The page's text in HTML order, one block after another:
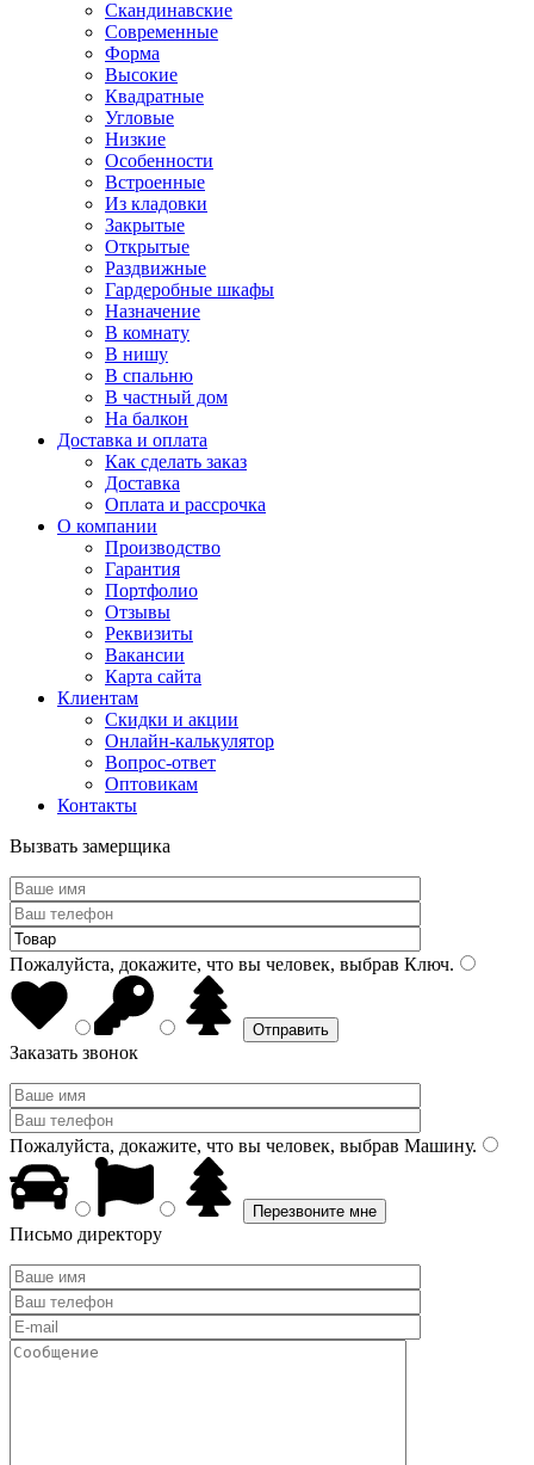
Скандинавские
Современные
Форма
Высокие
Квадратные
Угловые
Низкие
Особенности
Встроенные
Из кладовки
Закрытые
Открытые
Раздвижные
Гардеробные шкафы
Назначение
В комнату
В нишу
В спальню
В частный дом
На балкон
Доставка и оплата
Как сделать заказ
Доставка
Оплата и рассрочка
О компании
Производство
Гарантия
Портфолио
Отзывы
Реквизиты
Вакансии
Карта сайта
Клиентам
Скидки и акции
Онлайн-калькулятор
Вопрос-ответ
Оптовикам
Контакты
Вызвать замерщика
Пожалуйста, докажите, что вы человек, выбрав Ключ.
Заказать звонок
Пожалуйста, докажите, что вы человек, выбрав Машину.
Письмо директору